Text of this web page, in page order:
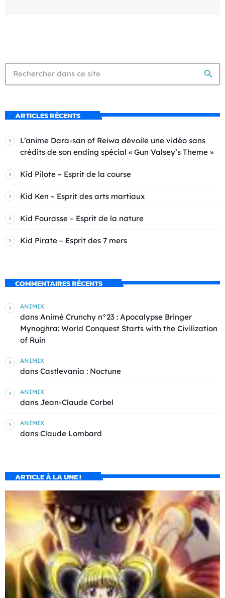
search
ARTICLES RÉCENTS
L’anime Dara-san of Reiwa dévoile une vidéo sans
crédits de son ending spécial « Gun Valsey’s Theme »
Kid Pilote – Esprit de la course
Kid Ken – Esprit des arts martiaux
Kid Fourasse – Esprit de la nature
Kid Pirate – Esprit des 7 mers
COMMENTAIRES RÉCENTS
ANIMIX
dans Animé Crunchy n°23 : Apocalypse Bringer
Mynoghra: World Conquest Starts with the Civilization
of Ruin
ANIMIX
dans Castlevania : Noctune
ANIMIX
dans Jean-Claude Corbel
ANIMIX
dans Claude Lombard
ARTICLE À LA UNE !